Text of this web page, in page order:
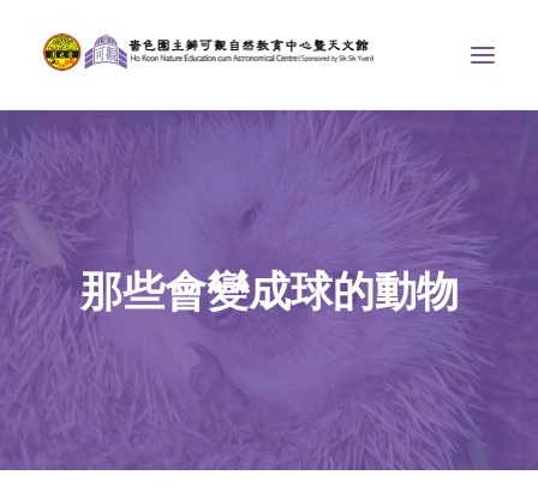
中心介紹
學界課程
天文館
博物天地
比賽/專題計劃
聯絡我們
SEARCH
那些會變成球的動物